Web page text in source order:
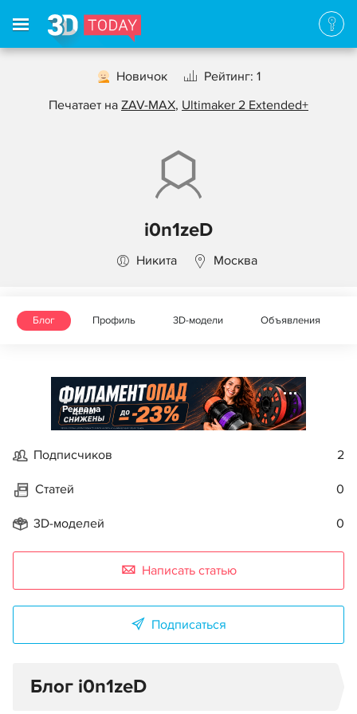
Новичок
Рейтинг: 1
Печатает на ZAV-MAX, Ultimaker 2 Extended+
i0n1zeD
Никита Москва
Блог Профиль 3D-модели Объявления
Реклама
Подписчиков 2
Статей 0
3D-моделей 0
Написать статью
Подписаться
Блог i0n1zeD